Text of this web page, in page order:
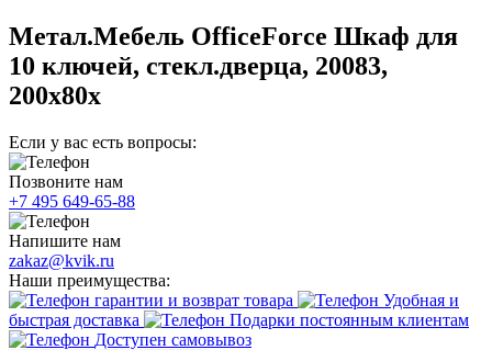
Метал.Мебель OfficeForce Шкаф для
10 ключей, стекл.дверца, 20083,
200х80х
Если у вас есть вопросы:
Позвоните нам
+7 495 649-65-88
Напишите нам
zakaz@kvik.ru
Наши преимущества:
гарантии и возврат товара
Удобная и
быстрая доставка
Подарки постоянным клиентам
Доступен самовывоз